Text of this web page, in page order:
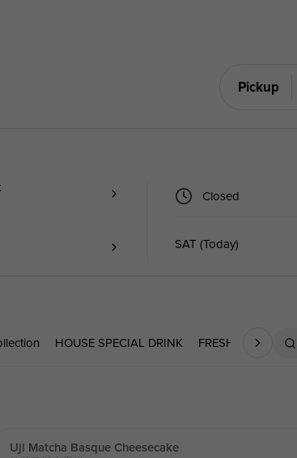
Pickup
Closed
SAT (Today)
HOUSE SPECIAL DRINK FRESH PRESSED
Uji Matcha Basque Cheesecake